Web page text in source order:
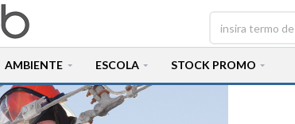
AMBIENTE ESCOLA STOCK PROMO